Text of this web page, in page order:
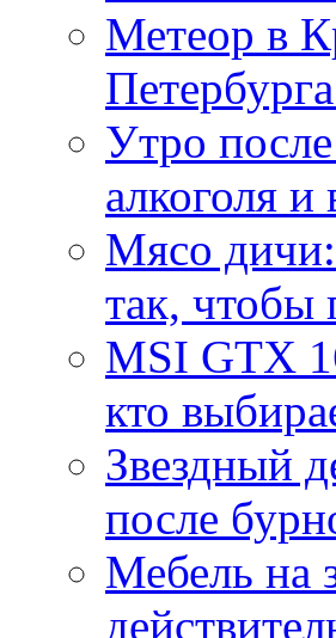
Метеор в
Утро
алкоголя
Мясо дичи:
так, чтобы
MSI GTX
кто
Звездный
после
Мебель на